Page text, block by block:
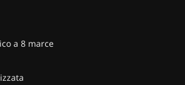
a 8 marce